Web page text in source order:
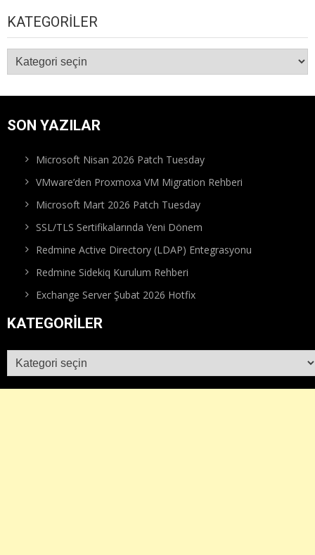
KATEGORILER
Kategoriler
SON YAZILAR
Microsoft Nisan 2026 Patch Tuesday
VMware’den Proxmoxa VM Migration Rehberi
Microsoft Mart 2026 Patch Tuesday
SSL/TLS Sertifikalarında Yeni Dönem
Redmine Active Directory (LDAP) Entegrasyonu
Redmine Sidekiq Kurulum Rehberi
Exchange Server Şubat 2026 Hotfix
KATEGORILER